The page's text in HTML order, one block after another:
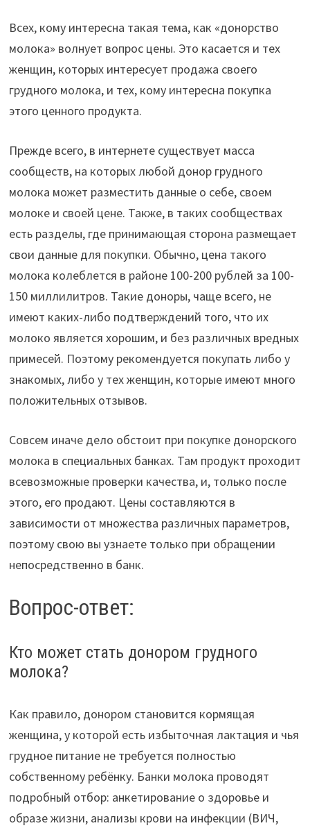
Всех, кому интересна такая тема, как «донорство
молока» волнует вопрос цены. Это касается и тех
женщин, которых интересует продажа своего
грудного молока, и тех, кому интересна покупка
этого ценного продукта.
Прежде всего, в интернете существует масса
сообществ, на которых любой донор грудного
молока может разместить данные о себе, своем
молоке и своей цене. Также, в таких сообществах
есть разделы, где принимающая сторона размещает
свои данные для покупки. Обычно, цена такого
молока колеблется в районе 100-200 рублей за 100-
150 миллилитров. Такие доноры, чаще всего, не
имеют каких-либо подтверждений того, что их
молоко является хорошим, и без различных вредных
примесей. Поэтому рекомендуется покупать либо у
знакомых, либо у тех женщин, которые имеют много
положительных отзывов.
Совсем иначе дело обстоит при покупке донорского
молока в специальных банках. Там продукт проходит
всевозможные проверки качества, и, только после
этого, его продают. Цены составляются в
зависимости от множества различных параметров,
поэтому свою вы узнаете только при обращении
непосредственно в банк.
Вопрос-ответ:
Кто может стать донором грудного
молока?
Как правило, донором становится кормящая
женщина, у которой есть избыточная лактация и чья
грудное питание не требуется полностью
собственному ребёнку. Банки молока проводят
подробный отбор: анкетирование о здоровье и
образе жизни, анализы крови на инфекции (ВИЧ,